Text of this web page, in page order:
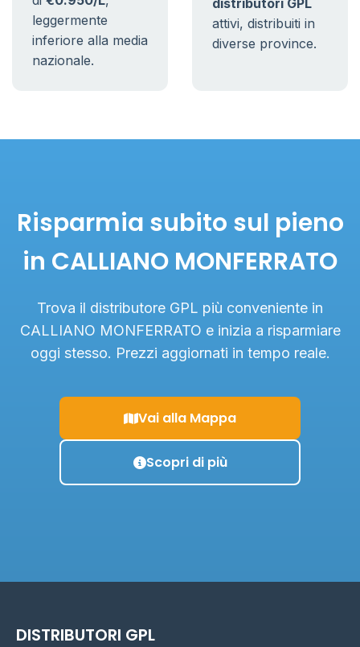
leggermente
inferiore alla media
nazionale.
distributori GPL
attivi, distribuiti in
diverse province.
Risparmia subito sul pieno
in CALLIANO MONFERRATO
Trova il distributore GPL più conveniente in
CALLIANO MONFERRATO e inizia a risparmiare
oggi stesso. Prezzi aggiornati in tempo reale.
Vai alla Mappa
Scopri di più
DISTRIBUTORI GPL